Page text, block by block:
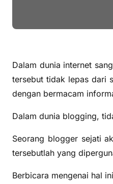
Dalam dunia internet
tersebut tidak lepas dari
dengan bermacam
Dalam dunia blogging,
Seorang blogger sejati
tersebutlah yang
Berbicara mengenai hal